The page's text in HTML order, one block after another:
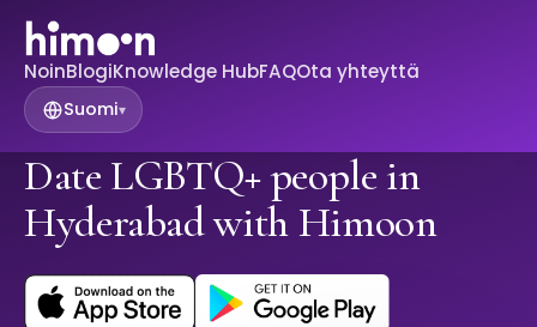
NoinBlogiKnowledge HubFAQOta yhteyttä
Suomi▾
Date LGBTQ+ people in
Hyderabad with Himoon